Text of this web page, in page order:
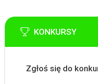
KONKURSY
Zgłoś się do